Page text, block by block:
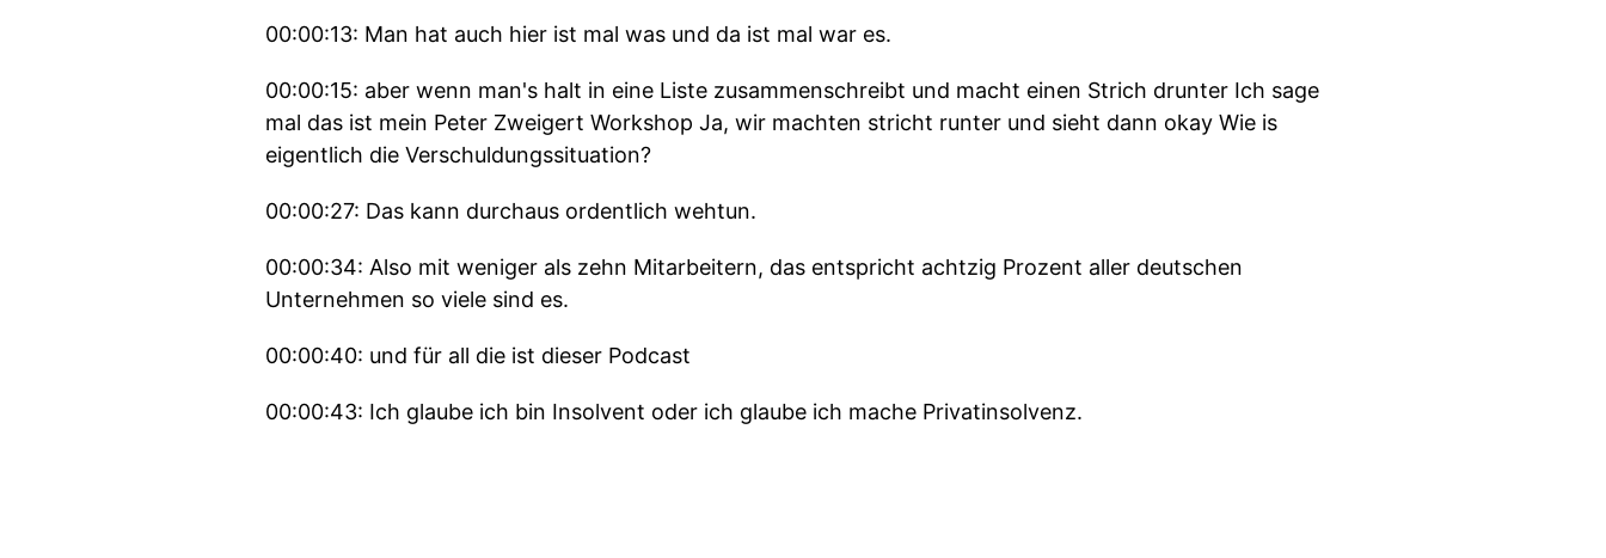
00:00:13: Man hat auch hier ist mal was und da ist mal war es.
00:00:15: aber wenn man's halt in eine Liste zusammenschreibt und macht einen Strich drunter Ich sage
mal das ist mein Peter Zweigert Workshop Ja, wir machten stricht runter und sieht dann okay Wie is
eigentlich die Verschuldungssituation?
00:00:27: Das kann durchaus ordentlich wehtun.
00:00:34: Also mit weniger als zehn Mitarbeitern, das entspricht achtzig Prozent aller deutschen
Unternehmen so viele sind es.
00:00:40: und für all die ist dieser Podcast
00:00:43: Ich glaube ich bin Insolvent oder ich glaube ich mache Privatinsolvenz.